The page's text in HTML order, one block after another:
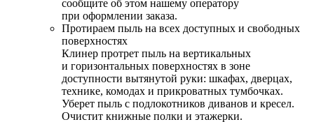
сообщите об этом нашему оператору
при оформлении заказа.
Протираем пыль на всех доступных и свободных
поверхностях
Клинер протрет пыль на вертикальных
и горизонтальных поверхностях в зоне
доступности вытянутой руки: шкафах, дверцах,
технике, комодах и прикроватных тумбочках.
Уберет пыль с подлокотников диванов и кресел.
Очистит книжные полки и этажерки.